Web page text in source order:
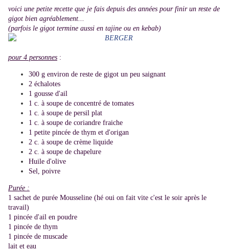
voici une petite recette que je fais depuis des années pour finir un reste de
gigot bien agréablement...
(parfois le gigot termine aussi en tajine ou en kebab)
pour 4 personnes :
300 g environ de reste de gigot un peu saignant
2 échalotes
1 gousse d'ail
1 c. à soupe de concentré de tomates
1 c. à soupe de persil plat
1 c. à soupe de coriandre fraiche
1 petite pincée de thym et d'origan
2 c. à soupe de crème liquide
2 c. à soupe de chapelure
Huile d'olive
Sel, poivre
Purée :
1 sachet de purée Mousseline (hé oui on fait vite c'est le soir après le
travail)
1 pincée d'ail en poudre
1 pincée de thym
1 pincée de muscade
lait et eau